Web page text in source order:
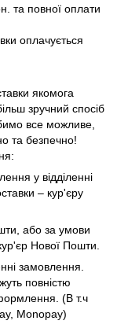
та повної оплати
оплачується
якомога
зручний спосіб
все можливе,
та безпечно!
у відділенні
– кур'єру
або за умови
Нової Пошти.
замовлення.
повністю
(В т.ч
Monopay)